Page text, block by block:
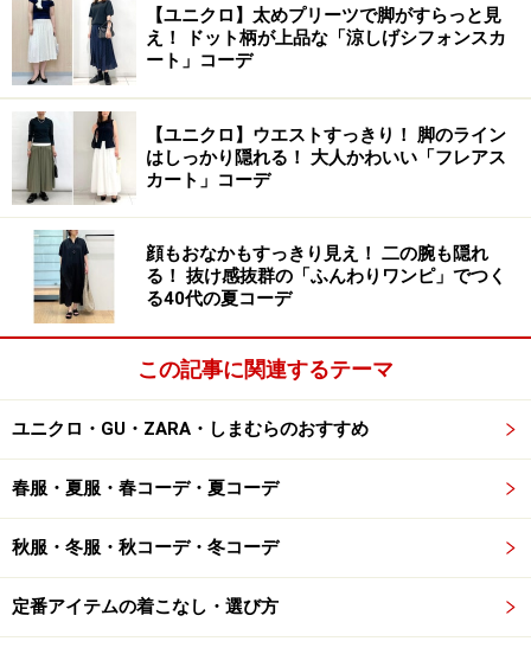
1 次のページへ
【ユニクロ】太めプリーツで脚がすらっと見
え！ ドット柄が上品な「涼しげシフォンスカ
ート」コーデ
【ユニクロ】ウエストすっきり！ 脚のライン
はしっかり隠れる！ 大人かわいい「フレアス
カート」コーデ
顔もおなかもすっきり見え！ 二の腕も隠れ
る！ 抜け感抜群の「ふんわりワンピ」でつく
る40代の夏コーデ
この記事に関連するテーマ
ユニクロ・GU・ZARA・しまむらのおすすめ
春服・夏服・春コーデ・夏コーデ
秋服・冬服・秋コーデ・冬コーデ
定番アイテムの着こなし・選び方